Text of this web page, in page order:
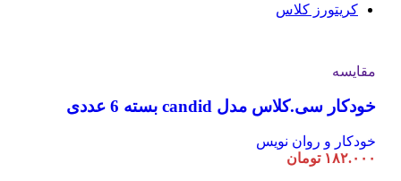
کریتورز کلاس
مقایسه
خودکار سی.کلاس مدل candid بسته 6 عددی
خودکار و روان نویس
۱۸۲.۰۰۰ تومان